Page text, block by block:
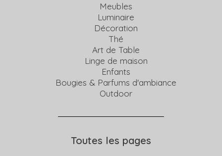
Meubles
Luminaire
Décoration
Thé
Art de Table
Linge de maison
Enfants
Bougies & Parfums d'ambiance
Outdoor
Toutes les pages